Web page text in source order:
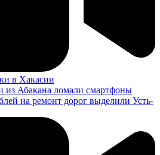
в Хакасии
из Абакана ломали смартфоны
на ремонт дорог выделили Усть-